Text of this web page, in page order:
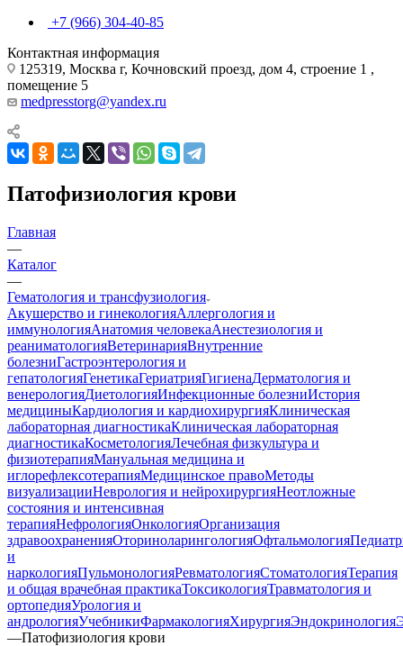
+7 (966) 304-40-85
Контактная информация
125319, Москва г, Кочновский проезд, дом 4, строение 1 ,
помещение 5
medpresstorg@yandex.ru
Патофизиология крови
Главная
—
Каталог
—
Гематология и трансфузиология
Акушерство и гинекологияАллергология и
иммунологияАнатомия человекаАнестезиология и
реаниматологияВетеринарияВнутренние
болезниГастроэнтерология и
гепатологияГенетикаГериатрияГигиенаДерматология и
венерологияДиетологияИнфекционные болезниИстория
медициныКардиология и кардиохирургияКлиническая
лабораторная диагностикаКлиническая лабораторная
диагностикаКосметологияЛечебная физкультура и
физиотерапияМануальная медицина и
иглорефлексотерапияМедицинское правоМетоды
визуализацииНеврология и нейрохирургияНеотложные
состояния и интенсивная
терапияНефрологияОнкологияОрганизация
здравоохраненияОториноларингологияОфтальмология
и
наркологияПульмонологияРевматологияСтоматологияТерапия
и общая врачебная практикаТоксикологияТравматология и
ортопедияУрология и
андрологияУчебникиФармакологияХирургияЭндокринология
—Патофизиология крови